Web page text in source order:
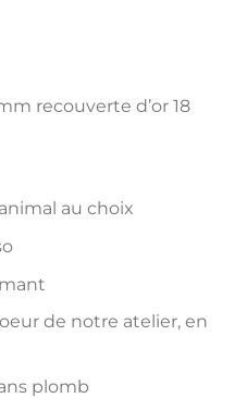
recouverte d’or 18
au choix
de notre atelier, en
plomb